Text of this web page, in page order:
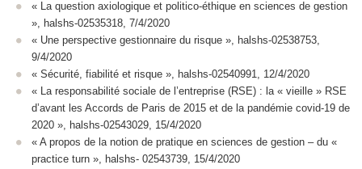
« La question axiologique et politico-éthique en sciences de gestion
», halshs-02535318, 7/4/2020
« Une perspective gestionnaire du risque », halshs-02538753,
9/4/2020
« Sécurité, fiabilité et risque », halshs-02540991, 12/4/2020
« La responsabilité sociale de l’entreprise (RSE) : la « vieille » RSE
d’avant les Accords de Paris de 2015 et de la pandémie covid-19 de
2020 », halshs-02543029, 15/4/2020
« A propos de la notion de pratique en sciences de gestion – du «
practice turn », halshs- 02543739, 15/4/2020